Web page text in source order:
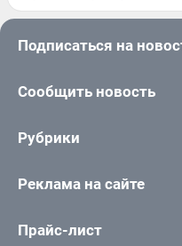
Подписаться на
Сообщить новость
Рубрики
Реклама на сайте
Прайс-лист